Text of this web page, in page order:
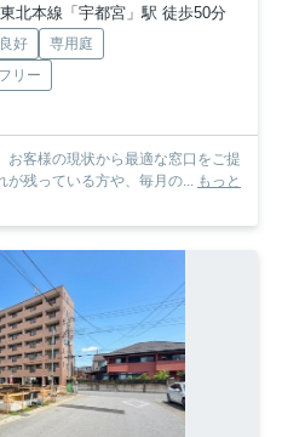
東北本線「宇都宮」駅 徒歩50分
好
専用庭
リー
客様の現状から最適な窓口をご提
が残っている方や、毎月の... もっと